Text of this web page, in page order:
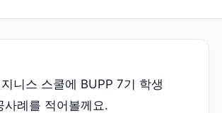
니스 스쿨에 BUPP 7기 학생
례를 적어볼께요.